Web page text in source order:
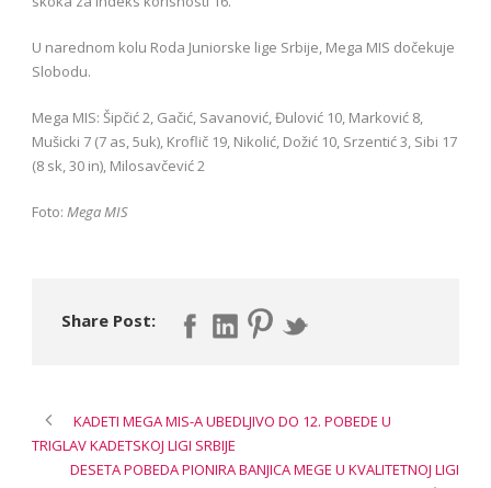
U narednom kolu Roda Juniorske lige Srbije, Mega MIS dočekuje
Slobodu.
Mega MIS: Šipčić 2, Gačić, Savanović, Đulović 10, Marković 8,
Mušicki 7 (7 as, 5uk), Kroflič 19, Nikolić, Dožić 10, Srzentić 3, Sibi 17
(8 sk, 30 in), Milosavčević 2
Foto: Mega MIS
Share Post:
KADETI MEGA MIS-A UBEDLJIVO DO 12. POBEDE U
TRIGLAV KADETSKOJ LIGI SRBIJE
DESETA POBEDA PIONIRA BANJICA MEGE U KVALITETNOJ LIGI